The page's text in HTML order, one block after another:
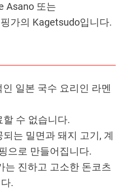
Asano 또는
가의 Kagetsudo입니다.
일본 국수 요리인 라멘
수 없습니다.
는 밀면과 돼지 고기, 계
으로 만들어집니다.
는 진하고 고소한 돈코츠
.